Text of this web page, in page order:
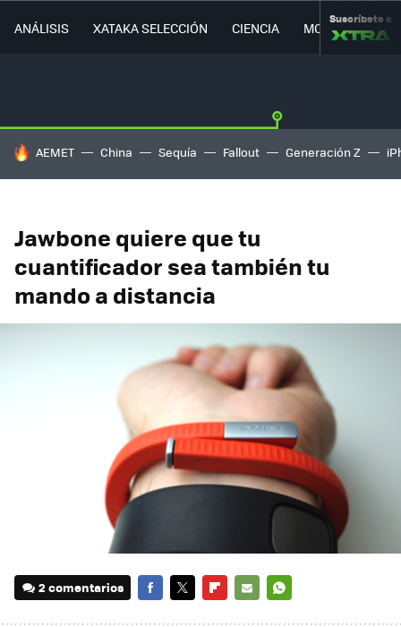
ANÁLISIS XATAKA SELECCIÓN CIENCIA MOVILIDAD
Suscríbete a
HOY SE HABLA DE
AEMET China Sequía Fallout Generación Z
Jawbone quiere que tu
cuantificador sea también tu
mando a distancia
2 comentarios